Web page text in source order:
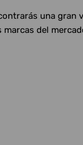
una gran
del